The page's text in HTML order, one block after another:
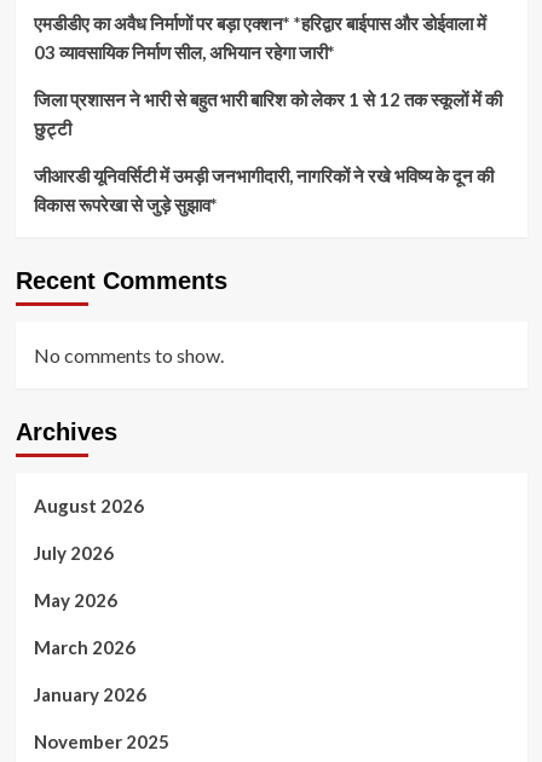
एमडीडीए का अवैध निर्माणों पर बड़ा एक्शन* *हरिद्वार बाईपास और डोईवाला में
03 व्यावसायिक निर्माण सील, अभियान रहेगा जारी*
जिला प्रशासन ने भारी से बहुत भारी बारिश को लेकर 1 से 12 तक स्कूलों में की
छुट्टी
जीआरडी यूनिवर्सिटी में उमड़ी जनभागीदारी, नागरिकों ने रखे भविष्य के दून की
विकास रूपरेखा से जुड़े सुझाव*
Recent Comments
No comments to show.
Archives
August 2026
July 2026
May 2026
March 2026
January 2026
November 2025